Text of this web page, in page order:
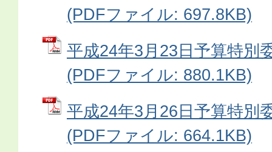
(PDFファイル: 697.8KB)
平成24年3月23日予算特別
(PDFファイル: 880.1KB)
平成24年3月26日予算特別
(PDFファイル: 664.1KB)